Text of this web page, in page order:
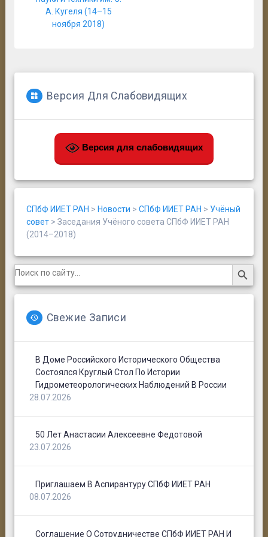
«Что есть самое страшное в
2015 г. №19Н “Об утверждении
Отчеты о командировках:
А. Кугеля (14–15
ноября 2018)
Версия Для Слабовидящих
Версия для слабовидящих
СПбФ ИИЕТ РАН > Новости > СПбФ ИИЕТ РАН > Учёный
совет> Заседания Учёного совета СПбФ ИИЕТ РАН
(2014–2018)
Search
for:
Search Button
Свежие Записи
В Доме Российского Исторического Общества
Состоялся Круглый Стол По Истории
Гидрометеорологических Наблюдений В России
28.07.2026
50 Лет Анастасии Алексеевне Федотовой
23.07.2026
Приглашаем В Аспирантуру СПбФ ИИЕТ РАН
08.07.2026
Соглашение О Сотрудничестве СПбФ ИИЕТ РАН И